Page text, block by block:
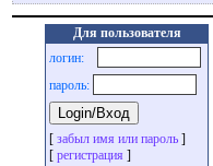
Для пользователя
логин:
пароль:
[ забыл имя или пароль ]
[ регистрация ]